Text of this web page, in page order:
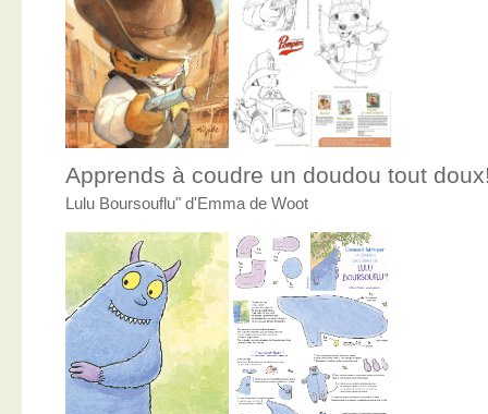
Apprends à coudre un doudou tout
Lulu Boursouflu" d'Emma de Woot